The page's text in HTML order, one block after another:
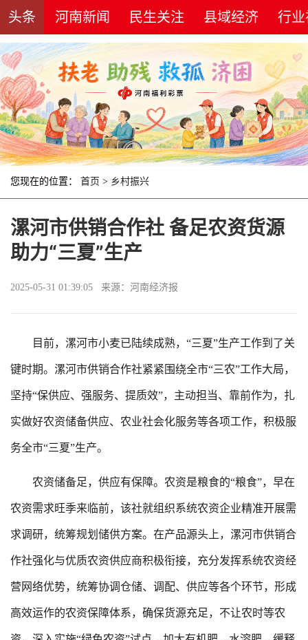
头条 河南新闻 民生关注 县域经济 行
您现在的位置： 首页 > 乡村振兴
漯河市供销合作社 备足农资货源
助力“三夏”生产
2025-05-31 01:39:05 来源：河南经济报
目前，漯河市小麦已陆续成熟，“三夏”生产工作到了关
键时期。漯河市供销合作社紧紧围绕全市“三农”工作大局，
坚持“保供应、强服务、提质效”，主动担当、靠前作为，扎
实做好农资储备供应、农业社会化服务等各项工作，积极服
务全市“三夏”生产。
农资储备足，供应有保障。农资是粮食的“粮食”，早在
农资需求旺季来临前，该社就组织系统农资企业精准开展需
求调研，统筹规划储供方案。在产品源头上，漯河市供销合
作社强化与优质农资供应商积极衔接，充分发挥系统农资经
营网络优势，统筹协调仓储、调配、供应等各个环节，形成
高效运作的农资保障体系，确保货源充足，不让农时等农